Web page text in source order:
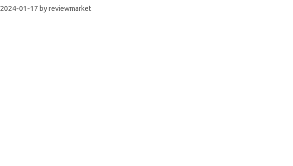
2024-01-17 byreviewmarket